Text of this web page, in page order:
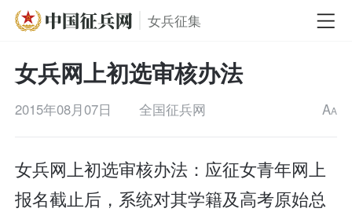
女兵征集
女兵网上初选审核办法
2015年08月07日 全国征兵网 AA
女兵网上初选审核办法：应征女青年网上
报名截止后，系统对其学籍及高考原始总